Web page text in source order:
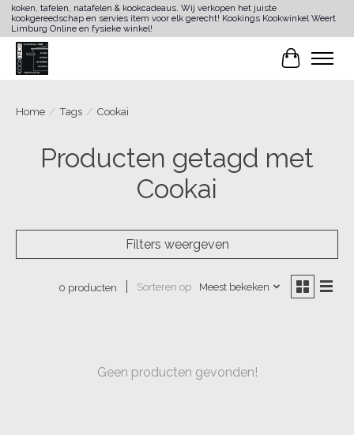
koken, tafelen, natafelen & kookcadeaus. Wij verkopen het juiste
kookgereedschap en servies item voor elk gerecht! Kookings Kookwinkel Weert
Limburg Online en fysieke winkel!
Home / Tags / Cookai
Producten getagd met
Cookai
Filters weergeven
0 producten Sorteren op Meest bekeken
Geen producten gevonden!